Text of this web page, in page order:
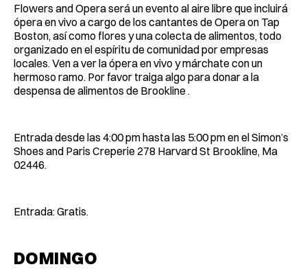
Flowers and Opera será un evento al aire libre que incluirá
ópera en vivo a cargo de los cantantes de Opera on Tap
Boston, así como flores y una colecta de alimentos, todo
organizado en el espíritu de comunidad por empresas
locales. Ven a ver la ópera en vivo y márchate con un
hermoso ramo. Por favor traiga algo para donar a la
despensa de alimentos de Brookline .
Entrada desde las 4:00 pm hasta las 5:00 pm en el Simon’s
Shoes and Paris Creperie 278 Harvard St Brookline, Ma
02446.
Entrada: Gratis.
DOMINGO